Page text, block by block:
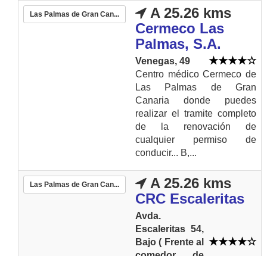
Las Palmas de Gran Can...
A 25.26 kms
Cermeco Las
Palmas, S.A.
Venegas, 49
Centro médico Cermeco de
Las Palmas de Gran
Canaria donde puedes
realizar el tramite completo
de la renovación de
cualquier permiso de
conducir... B,...
Las Palmas de Gran Can...
A 25.26 kms
CRC Escaleritas
Avda.
Escaleritas 54,
Bajo ( Frente al